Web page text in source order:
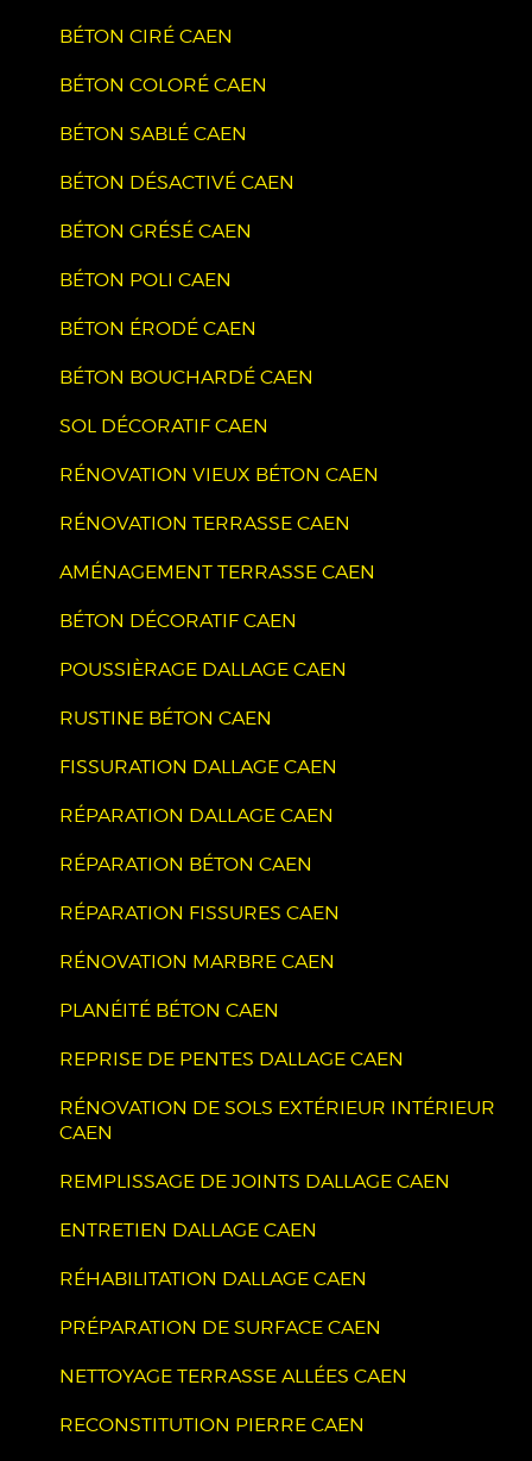
BÉTON CIRÉ CAEN
BÉTON COLORÉ CAEN
BÉTON SABLÉ CAEN
BÉTON DÉSACTIVÉ CAEN
BÉTON GRÉSÉ CAEN
BÉTON POLI CAEN
BÉTON ÉRODÉ CAEN
BÉTON BOUCHARDÉ CAEN
SOL DÉCORATIF CAEN
RÉNOVATION VIEUX BÉTON CAEN
RÉNOVATION TERRASSE CAEN
AMÉNAGEMENT TERRASSE CAEN
BÉTON DÉCORATIF CAEN
POUSSIÈRAGE DALLAGE CAEN
RUSTINE BÉTON CAEN
FISSURATION DALLAGE CAEN
RÉPARATION DALLAGE CAEN
RÉPARATION BÉTON CAEN
RÉPARATION FISSURES CAEN
RÉNOVATION MARBRE CAEN
PLANÉITÉ BÉTON CAEN
REPRISE DE PENTES DALLAGE CAEN
RÉNOVATION DE SOLS EXTÉRIEUR INTÉRIEUR
CAEN
REMPLISSAGE DE JOINTS DALLAGE CAEN
ENTRETIEN DALLAGE CAEN
RÉHABILITATION DALLAGE CAEN
PRÉPARATION DE SURFACE CAEN
NETTOYAGE TERRASSE ALLÉES CAEN
RECONSTITUTION PIERRE CAEN